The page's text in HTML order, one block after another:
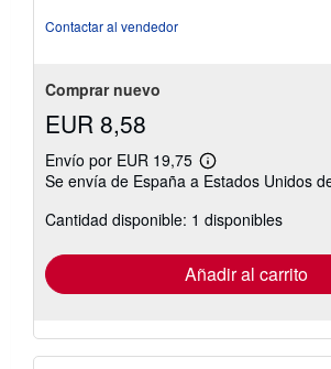
Contactar al vendedor
Comprar nuevo
EUR 8,58
Envío por EUR 19,75
Más
información
las
tarifas
envío
Se envía de España a Estados Unidos
Cantidad disponible: 1 disponibles
Añadir al carrito